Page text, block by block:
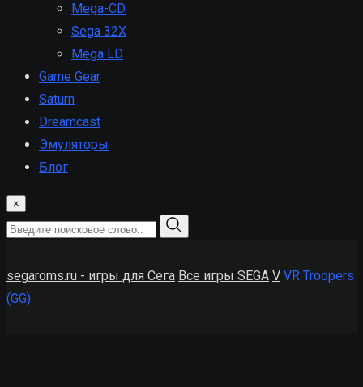
Mega-CD
Sega 32X
Mega LD
Game Gear
Saturn
Dreamcast
Эмуляторы
Блог
×
segaroms.ru - игры для Сега Все игры SEGA V VR Troopers
(GG)